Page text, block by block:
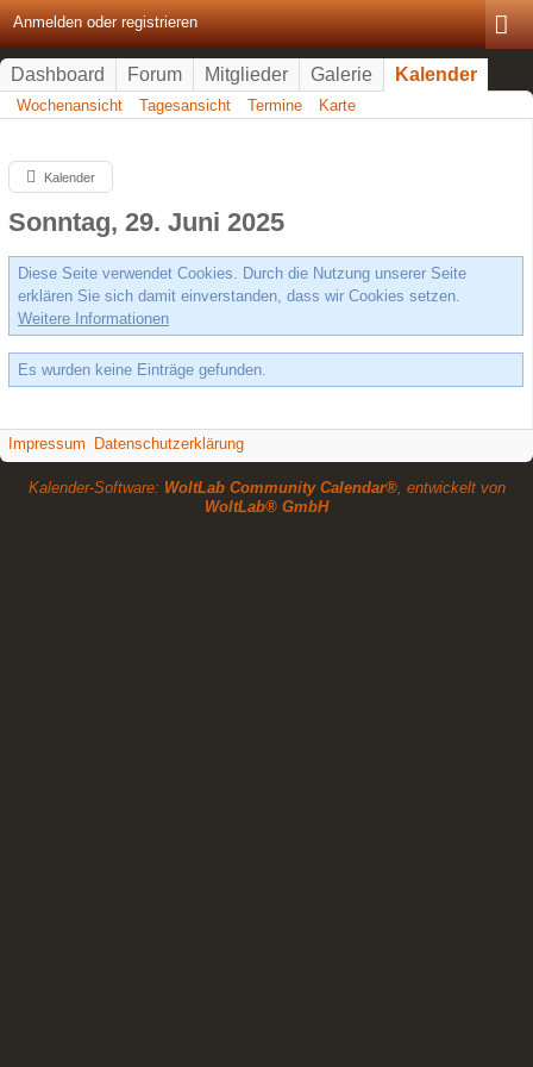
Anmelden oder registrieren
Dashboard Forum Mitglieder Galerie Kalender
Wochenansicht Tagesansicht Termine Karte
Kalender
Sonntag, 29. Juni 2025
Diese Seite verwendet Cookies. Durch die Nutzung unserer Seite
erklären Sie sich damit einverstanden, dass wir Cookies setzen.
Weitere Informationen
Es wurden keine Einträge gefunden.
Impressum Datenschutzerklärung
Kalender-Software: WoltLab Community Calendar®, entwickelt von
WoltLab® GmbH